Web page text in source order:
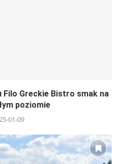
Filo Greckie Bistro smak na
poziomie
01-09